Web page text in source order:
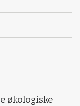
økologiske